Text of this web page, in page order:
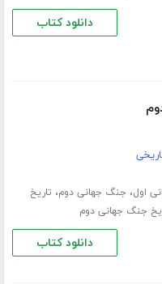
دانلود کتاب
اول، جنگ جهانی دوم، تاریخ
جنگ جهانی دوم
دانلود کتاب